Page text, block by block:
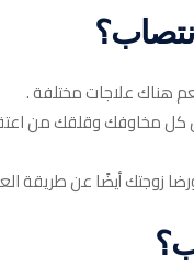
هناك علاجات مختلفة .
كل مخاوفك وقلقك من
زوجتك أيضًا عن طريقة